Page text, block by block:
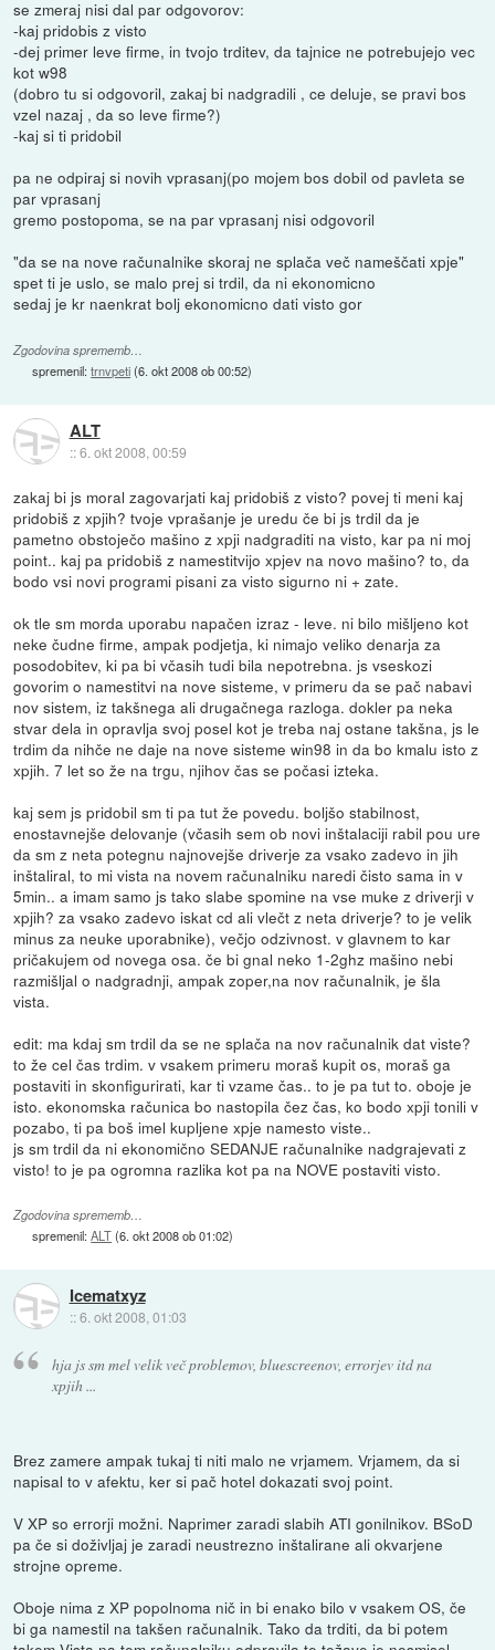
se zmeraj nisi dal par odgovorov:
-kaj pridobis z visto
-dej primer leve firme, in tvojo trditev, da tajnice ne potrebujejo vec
kot w98
(dobro tu si odgovoril, zakaj bi nadgradili , ce deluje, se pravi bos
vzel nazaj , da so leve firme?)
-kaj si ti pridobil
pa ne odpiraj si novih vprasanj(po mojem bos dobil od pavleta se
par vprasanj
gremo postopoma, se na par vprasanj nisi odgovoril
"da se na nove računalnike skoraj ne splača več nameščati xpje"
spet ti je uslo, se malo prej si trdil, da ni ekonomicno
sedaj je kr naenkrat bolj ekonomicno dati visto gor
Zgodovina sprememb…
spremenil:trnvpeti(6. okt 2008 ob 00:52)
ALT
::6. okt 2008, 00:59
zakaj bi js moral zagovarjati kaj pridobiš z visto? povej ti meni kaj
pridobiš z xpjih? tvoje vprašanje je uredu če bi js trdil da je
pametno obstoječo mašino z xpji nadgraditi na visto, kar pa ni moj
point.. kaj pa pridobiš z namestitvijo xpjev na novo mašino? to, da
bodo vsi novi programi pisani za visto sigurno ni + zate.
ok tle sm morda uporabu napačen izraz - leve. ni bilo mišljeno kot
neke čudne firme, ampak podjetja, ki nimajo veliko denarja za
posodobitev, ki pa bi včasih tudi bila nepotrebna. js vseskozi
govorim o namestitvi na nove sisteme, v primeru da se pač nabavi
nov sistem, iz takšnega ali drugačnega razloga. dokler pa neka
stvar dela in opravlja svoj posel kot je treba naj ostane takšna, js le
trdim da nihče ne daje na nove sisteme win98 in da bo kmalu isto z
xpjih. 7 let so že na trgu, njihov čas se počasi izteka.
kaj sem js pridobil sm ti pa tut že povedu. boljšo stabilnost,
enostavnejše delovanje (včasih sem ob novi inštalaciji rabil pou ure
da sm z neta potegnu najnovejše driverje za vsako zadevo in jih
inštaliral, to mi vista na novem računalniku naredi čisto sama in v
5min.. a imam samo js tako slabe spomine na vse muke z driverji v
xpjih? za vsako zadevo iskat cd ali vlečt z neta driverje? to je velik
minus za neuke uporabnike), večjo odzivnost. v glavnem to kar
pričakujem od novega osa. če bi gnal neko 1-2ghz mašino nebi
razmišljal o nadgradnji, ampak zoper,na nov računalnik, je šla
vista.
edit: ma kdaj sm trdil da se ne splača na nov računalnik dat viste?
to že cel čas trdim. v vsakem primeru moraš kupit os, moraš ga
postaviti in skonfigurirati, kar ti vzame čas.. to je pa tut to. oboje je
isto. ekonomska računica bo nastopila čez čas, ko bodo xpji tonili v
pozabo, ti pa boš imel kupljene xpje namesto viste..
js sm trdil da ni ekonomično SEDANJE računalnike nadgrajevati z
visto! to je pa ogromna razlika kot pa na NOVE postaviti visto.
Zgodovina sprememb…
spremenil:ALT(6. okt 2008 ob 01:02)
Icematxyz
::6. okt 2008, 01:03
hja js sm mel velik več problemov, bluescreenov, errorjev itd na
xpjih ...
Brez zamere ampak tukaj ti niti malo ne vrjamem. Vrjamem, da si
napisal to v afektu, ker si pač hotel dokazati svoj point.
V XP so errorji možni. Naprimer zaradi slabih ATI gonilnikov. BSoD
pa če si doživljaj je zaradi neustrezno inštalirane ali okvarjene
strojne opreme.
Oboje nima z XP popolnoma nič in bi enako bilo v vsakem OS, če
bi ga namestil na takšen računalnik. Tako da trditi, da bi potem